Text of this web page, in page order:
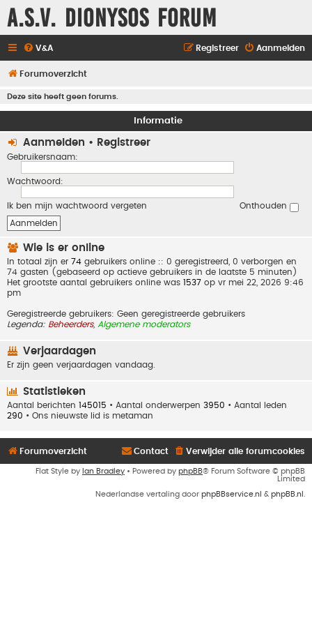
A.S.V. Dionysos Forum
V&A Aanmelden
Registreer
Forumoverzicht
Deze site heeft geen forums.
Informatie
Aanmelden • Registreer
Gebruikersnaam:
Wachtwoord:
Ik ben mijn wachtwoord vergeten Onthouden
Wie is er online
In totaal zijn er 74 gebruikers online :: 0 geregistreerd, 0 verborgen en
74 gasten (gebaseerd op actieve gebruikers in de laatste 5 minuten)
Het grootste aantal gebruikers online was 1537 op vr mei 22, 2026 9:46
pm
Geregistreerde gebruikers: Geen geregistreerde gebruikers
Legenda: Beheerders, Algemene moderators
Verjaardagen
Er zijn geen verjaardagen vandaag.
Statistieken
Aantal berichten 145015 • Aantal onderwerpen 3950 • Aantal leden
290 • Ons nieuwste lid is metaman
Forumoverzicht Verwijder alle forumcookies
Contact
Flat Style by Ian Bradley • Powered by phpBB® Forum Software © phpBB
Limited
Nederlandse vertaling door phpBBservice.nl & phpBB.nl